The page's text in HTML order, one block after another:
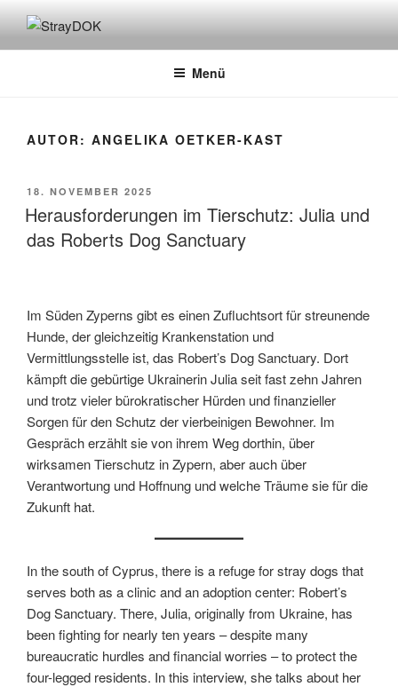
Inhalt
springenSTRAYDOK
Menü
AUTOR: ANGELIKA OETKER-KAST
VERÖFFENTLICHT
AM
18. NOVEMBER 2025
Herausforderungen im Tierschutz: Julia und
das Roberts Dog Sanctuary
Im Süden Zyperns gibt es einen Zufluchtsort für streunende
Hunde, der gleichzeitig Krankenstation und
Vermittlungsstelle ist, das Robert’s Dog Sanctuary. Dort
kämpft die gebürtige Ukrainerin Julia seit fast zehn Jahren
und trotz vieler bürokratischer Hürden und finanzieller
Sorgen für den Schutz der vierbeinigen Bewohner. Im
Gespräch erzählt sie von ihrem Weg dorthin, über
wirksamen Tierschutz in Zypern, aber auch über
Verantwortung und Hoffnung und welche Träume sie für die
Zukunft hat.
In the south of Cyprus, there is a refuge for stray dogs that
serves both as a clinic and an adoption center: Robert’s
Dog Sanctuary. There, Julia, originally from Ukraine, has
been fighting for nearly ten years – despite many
bureaucratic hurdles and financial worries – to protect the
four-legged residents. In this interview, she talks about her